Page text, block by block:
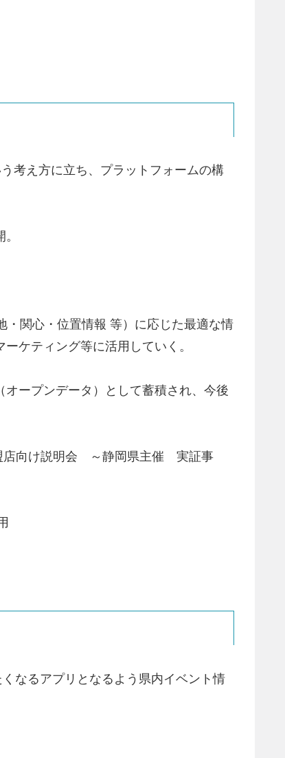
考え方に立ち、プラットフォームの構
関心・位置情報 等）に応じた最適な情
ケティング等に活用していく。
ープンデータ）として蓄積され、今後
店向け説明会 ～静岡県主催 実証事
なるアプリとなるよう県内イベント情